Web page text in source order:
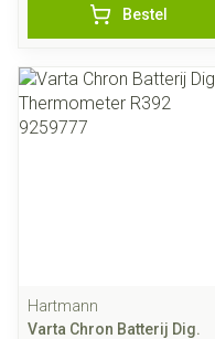
Bestel
Hartmann
Varta Chron Batterij Dig.